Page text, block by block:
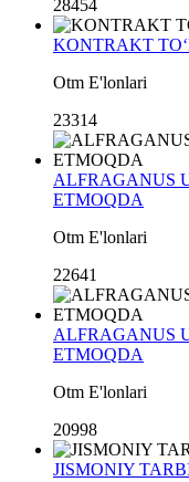
28454
KONTRAKT
Otm E'lonlari
23314
ALFRAGANUS
ETMOQDA
Otm E'lonlari
22641
ALFRAGANUS
ETMOQDA
Otm E'lonlari
20998
JISMONIY